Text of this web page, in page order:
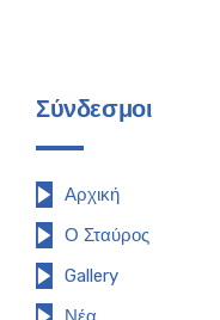
Σύνδεσμοι
Αρχική
Ο Σταύρος
Gallery